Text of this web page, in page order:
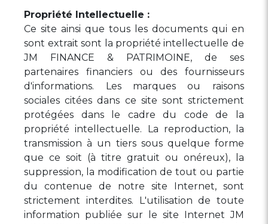
Propriété Intellectuelle :
Ce site ainsi que tous les documents qui en
sont extrait sont la propriété intellectuelle de
JM FINANCE & PATRIMOINE, de ses
partenaires financiers ou des fournisseurs
d'informations. Les marques ou raisons
sociales citées dans ce site sont strictement
protégées dans le cadre du code de la
propriété intellectuelle. La reproduction, la
transmission à un tiers sous quelque forme
que ce soit (à titre gratuit ou onéreux), la
suppression, la modification de tout ou partie
du contenue de notre site Internet, sont
strictement interdites. L'utilisation de toute
information publiée sur le site Internet JM